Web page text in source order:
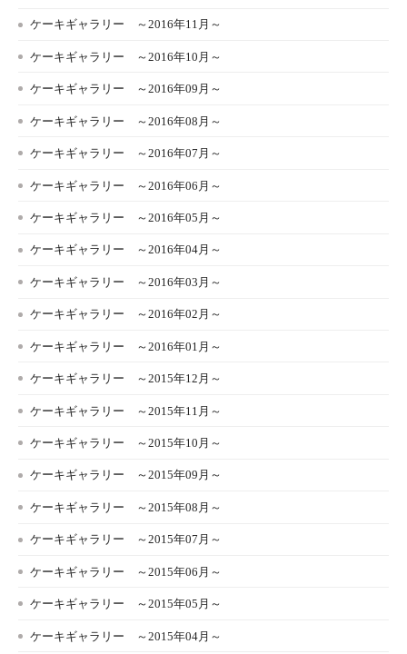
ケーキギャラリー ～2016年11月～
ケーキギャラリー ～2016年10月～
ケーキギャラリー ～2016年09月～
ケーキギャラリー ～2016年08月～
ケーキギャラリー ～2016年07月～
ケーキギャラリー ～2016年06月～
ケーキギャラリー ～2016年05月～
ケーキギャラリー ～2016年04月～
ケーキギャラリー ～2016年03月～
ケーキギャラリー ～2016年02月～
ケーキギャラリー ～2016年01月～
ケーキギャラリー ～2015年12月～
ケーキギャラリー ～2015年11月～
ケーキギャラリー ～2015年10月～
ケーキギャラリー ～2015年09月～
ケーキギャラリー ～2015年08月～
ケーキギャラリー ～2015年07月～
ケーキギャラリー ～2015年06月～
ケーキギャラリー ～2015年05月～
ケーキギャラリー ～2015年04月～